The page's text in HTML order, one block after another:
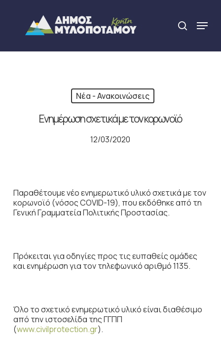
content
search
Menu
Νέα - Ανακοινώσεις
Ενημέρωση σχετικά με τον κορωνοϊό
12/03/2020
Παραθέτουμε νέο ενημερωτικό υλικό σχετικά με τον
κορωνοϊό (νόσος COVID-19), που εκδόθηκε από τη
Γενική Γραμματεία Πολιτικής Προστασίας.
Πρόκειται για οδηγίες προς τις ευπαθείς ομάδες
και ενημέρωση για τον τηλεφωνικό αριθμό 1135.
Όλο το σχετικό ενημερωτικό υλικό είναι διαθέσιμο
από την ιστοσελίδα της ΓΓΠΠ
(www.civilprotection.gr).
Close